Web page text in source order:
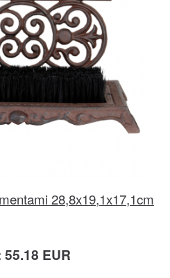
28,8x19,1x17,1cm
55.18 EUR